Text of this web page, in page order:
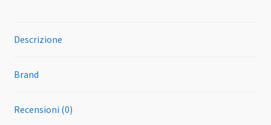
Descrizione
Brand
Recensioni (0)